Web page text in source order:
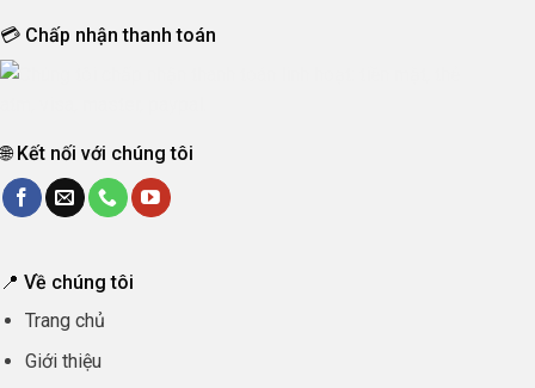
💳 Chấp nhận thanh toán
🌐 Kết nối với chúng tôi
📍 Về chúng tôi
Trang chủ
Giới thiệu